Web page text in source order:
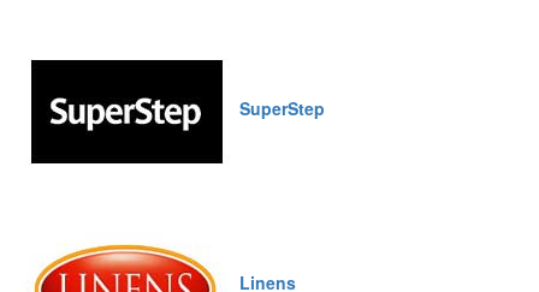
SuperStep
Linens